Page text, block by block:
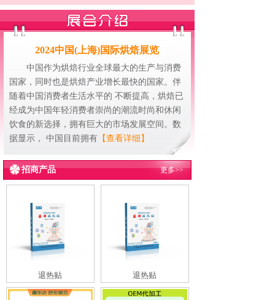
2024中国(上海)国际烘焙展览
中国作为烘焙行业全球最大的生产与消费
国家，同时也是烘焙产业增长最快的国家。伴
随着中国消费者生活水平的 不断提高，烘焙已
经成为中国年轻消费者崇尚的潮流时尚和休闲
饮食的新选择，拥有巨大的市场发展空间。数
据显示， 中国目前拥有 【查看详细】
招商产品 更多>>
退热贴 退热贴